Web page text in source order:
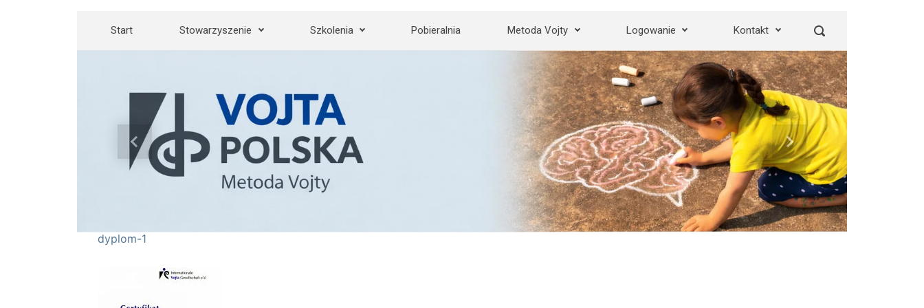
Start Stowarzyszenie Szkolenia Pobieralnia Metoda Vojty Logowanie Kontakt
Previous Next
dyplom-1